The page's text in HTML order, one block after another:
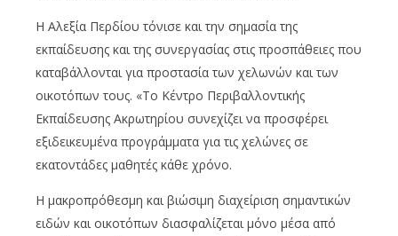
Η Αλεξία Περδίου τόνισε και την σημασία της
εκπαίδευσης και της συνεργασίας στις προσπάθειες που
καταβάλλονται για προστασία των χελωνών και των
οικοτόπων τους. «Το Κέντρο Περιβαλλοντικής
Εκπαίδευσης Ακρωτηρίου συνεχίζει να προσφέρει
εξιδεικευμένα προγράμματα για τις χελώνες σε
εκατοντάδες μαθητές κάθε χρόνο.
H μακροπρόθεσμη και βιώσιμη διαχείριση σημαντικών
ειδών και οικοτόπων διασφαλίζεται μόνο μέσα από